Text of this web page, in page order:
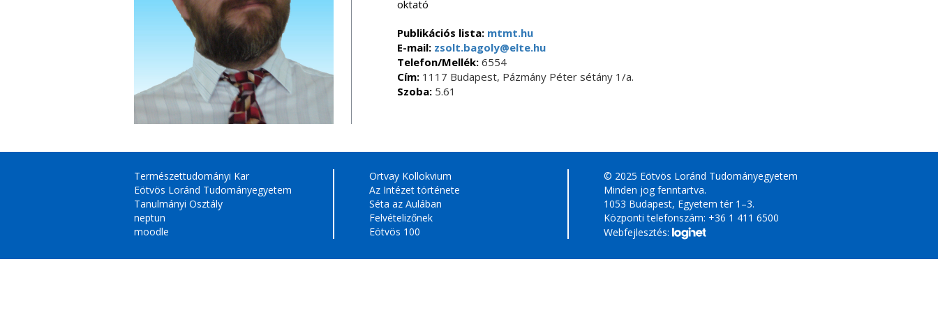
oktató
Publikációs lista: mtmt.hu
E-mail:zsolt.bagoly@elte.hu
Telefon/Mellék:6554
Cím:1117 Budapest, Pázmány Péter sétány 1/a.
Szoba:5.61
Természettudományi Kar
Eötvös Loránd Tudományegyetem
Tanulmányi Osztály
neptun
moodle
Ortvay Kollokvium
Az Intézet története
Séta az Aulában
Felvételizőnek
Eötvös 100
© 2025 Eötvös Loránd Tudományegyetem
Minden jog fenntartva.
1053 Budapest, Egyetem tér 1–3.
Központi telefonszám: +36 1 411 6500
Webfejlesztés: